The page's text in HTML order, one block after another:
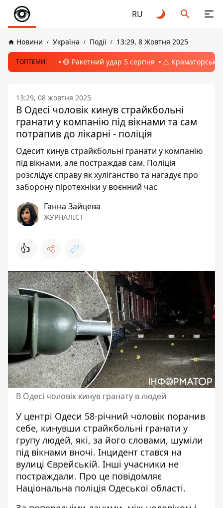
RU
Новини Україна Події 13:29, 8 Жовтня 2025
ТОПТЕМИ: 🔴 Ракетний удар 5 серпня ⚠️ Краматорськ,
13:29, 08 жовтня 2025
В Одесі чоловік кинув страйкбольні
гранати у компанію під вікнами та сам
потрапив до лікарні - поліція
Одесит кинув страйкбольні гранати у компанію
під вікнами, але постраждав сам. Поліція
розслідує справу як хуліганство та нагадує про
заборону піротехніки у воєнний час
Ганна Зайцева
ЖУРНАЛІСТ
👍
В Одесі чоловік кинув гранату в людей
У центрі Одеси 58-річний чоловік поранив
себе, кинувши страйкбольні гранати у
групу людей, які, за його словами, шуміли
під вікнами вночі. Інцидент стався на
вулиці Єврейській. Інші учасники не
постраждали. Про це повідомляє
Національна поліція Одеської області.